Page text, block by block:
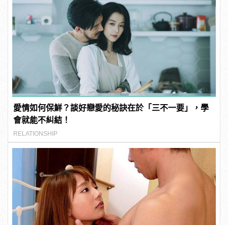
愛情如何保鮮？談好戀愛的秘訣在於「三不一要」，學
會就能不糾結！
RELATIONSHIP